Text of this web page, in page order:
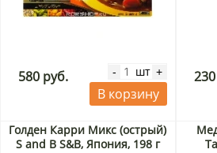
580 руб. - шт +
В корзину
Голден Карри Микс (острый)
S and B S&B, Япония, 198 г